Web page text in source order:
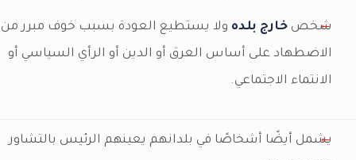
شخص خارج بلده ولا يستطيع العودة بسبب خوف مبرر من
الاضطهاد على أساس العرق أو الدين أو الرأي السياسي أو
الانتماء الاجتماعي.
يشمل أيضًا أشخاصًا في بلدانهم يعينهم الرئيس بالتشاور